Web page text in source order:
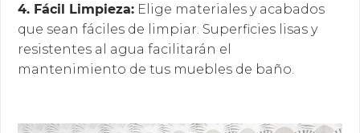
4. Fácil Limpieza: Elige materiales y acabados
que sean fáciles de limpiar. Superficies lisas y
resistentes al agua facilitarán el
mantenimiento de tus muebles de baño.